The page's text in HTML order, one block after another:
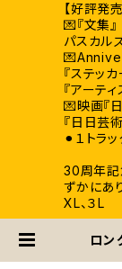
【好評発
💌『文集』
パスカル
『ステッカ
『アーテ
💌映画『
『日日芸術
⚫︎１トラ
30周年記
ずかにあ
XL、３L
ロン